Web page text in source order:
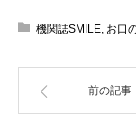
機関誌SMILE, お口
前の記事